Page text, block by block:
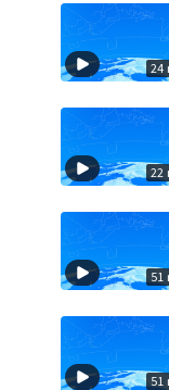
24
22
51
51